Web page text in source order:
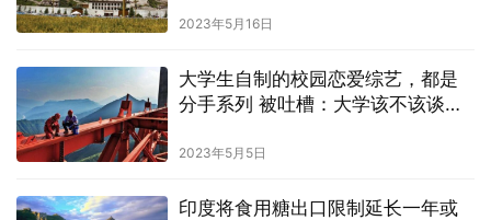
2023年5月16日
大学生自制的校园恋爱综艺，都是
分手系列 被吐槽：大学该不该谈恋
2023年5月5日
印度将食用糖出口限制延长一年或